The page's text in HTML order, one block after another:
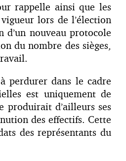
rappelle ainsi que les
lors de l’élection
nouveau protocole
du nombre des sièges,
perdurer dans le cadre
est uniquement de
produirait d’ailleurs ses
des effectifs. Cette
des représentants du